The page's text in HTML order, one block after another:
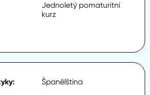
Jednoletý pomaturitní
kurz
Španělština